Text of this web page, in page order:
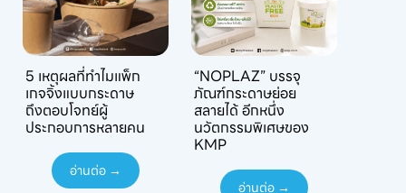
5 เหตุผลที่ทำไมแพ็ก
เกจจิ้งแบบกระดาษ
ถึงตอบโจทย์ผู้
ประกอบการหลายคน
อ่านต่อ →
“NOPLAZ” บรรจุ
ภัณฑ์กระดาษย่อย
สลายได้ อีกหนึ่ง
นวัตกรรมพิเศษของ
KMP
อ่านต่อ →